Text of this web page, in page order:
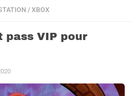
/XBOX
pass VIP pour